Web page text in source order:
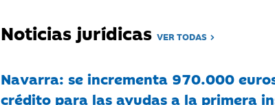
Noticias jurídicasVER TODAS
Navarra: se incrementa 970.000
crédito para las ayudas a la primera